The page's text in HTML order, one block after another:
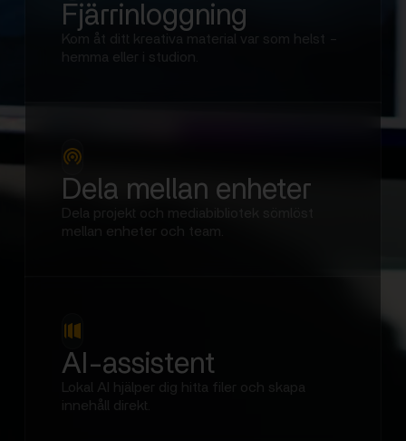
Fjärrinloggning
Kom åt ditt kreativa material var som helst -
hemma eller i studion.
Dela mellan enheter
Dela projekt och mediabibliotek sömlöst
mellan enheter och team.
AI-assistent
Lokal AI hjälper dig hitta filer och skapa
innehåll direkt.